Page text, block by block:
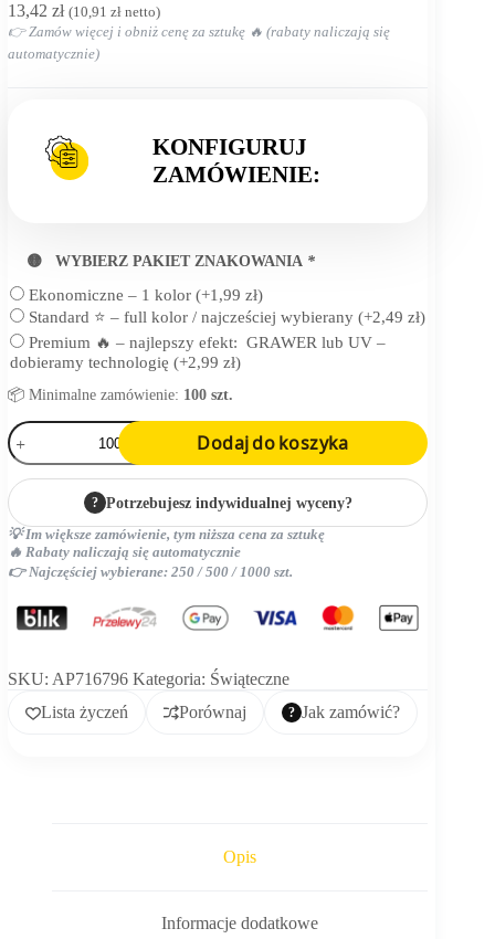
13,42 zł (10,91 zł netto)
👉 Zamów więcej i obniż cenę za sztukę 🔥 (rabaty naliczają się
automatycznie)
KONFIGURUJ
ZAMÓWIENIE:
🟡 WYBIERZ PAKIET ZNAKOWANIA *
Ekonomiczne – 1 kolor (+1,99 zł)
Standard ⭐ – full kolor / najcześciej wybierany (+2,49 zł)
Premium 🔥 – najlepszy efekt: GRAWER lub UV –
dobieramy technologię (+2,99 zł)
📦 Minimalne zamówienie: 100 szt.
ilość
personalizowana
smycz
RPET
z
uchwytem
na
telefon
Dodaj do koszyka
? Potrzebujesz indywidualnej wyceny?
💡 Im większe zamówienie, tym niższa cena za sztukę
🔥 Rabaty naliczają się automatycznie
👉 Najczęściej wybierane: 250 / 500 / 1000 szt.
SKU: AP716796 Kategoria: Świąteczne
Lista życzeń
Porównaj Jak zamówić?
Opis
Informacje dodatkowe